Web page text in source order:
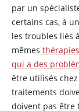
par un
certains cas, à
les troubles liés
mêmes
qui a des
être utilisés
traitements
doivent pas être